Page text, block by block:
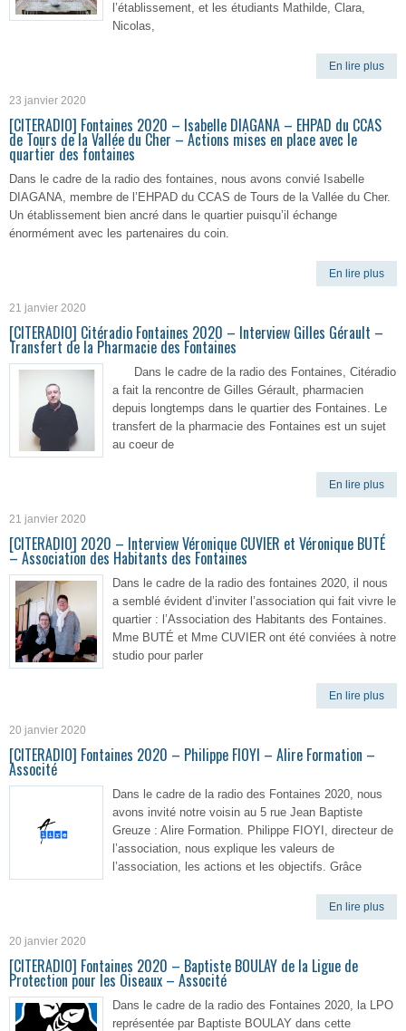
l’établissement, et les étudiants Mathilde, Clara,
Nicolas,
En lire plus
23 janvier 2020
[CITERADIO] Fontaines 2020 – Isabelle DIAGANA – EHPAD du CCAS
de Tours de la Vallée du Cher – Actions mises en place avec le
quartier des fontaines
Dans le cadre de la radio des fontaines, nous avons convié Isabelle
DIAGANA, membre de l’EHPAD du CCAS de Tours de la Vallée du Cher.
Un établissement bien ancré dans le quartier puisqu’il échange
énormément avec les partenaires du coin.
En lire plus
21 janvier 2020
[CITERADIO] Citéradio Fontaines 2020 – Interview Gilles Gérault –
Transfert de la Pharmacie des Fontaines
Dans le cadre de la radio des Fontaines, Citéradio
a fait la rencontre de Gilles Gérault, pharmacien
depuis longtemps dans le quartier des Fontaines. Le
transfert de la pharmacie des Fontaines est un sujet
au coeur de
En lire plus
21 janvier 2020
[CITERADIO] 2020 – Interview Véronique CUVIER et Véronique BUTÉ
– Association des Habitants des Fontaines
Dans le cadre de la radio des fontaines 2020, il nous
a semblé évident d’inviter l’association qui fait vivre le
quartier : l’Association des Habitants des Fontaines.
Mme BUTÉ et Mme CUVIER ont été conviées à notre
studio pour parler
En lire plus
20 janvier 2020
[CITERADIO] Fontaines 2020 – Philippe FIOYI – Alire Formation –
Associté
Dans le cadre de la radio des Fontaines 2020, nous
avons invité notre voisin au 5 rue Jean Baptiste
Greuze : Alire Formation. Philippe FIOYI, directeur de
l’association, nous explique les valeurs de
l’association, les actions et les objectifs. Grâce
En lire plus
20 janvier 2020
[CITERADIO] Fontaines 2020 – Baptiste BOULAY de la Ligue de
Protection pour les Oiseaux – Associté
Dans le cadre de la radio des Fontaines 2020, la LPO
représentée par Baptiste BOULAY dans cette